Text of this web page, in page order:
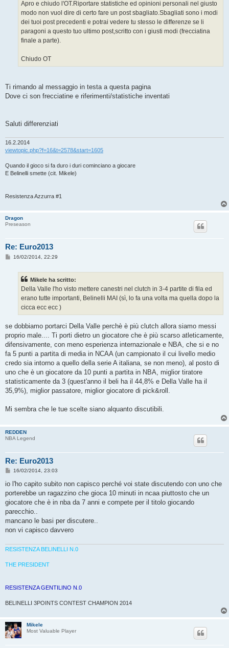
Apro e chiudo l'OT.Riportare statistiche ed opinioni personali nel giusto
modo non vuol dire di certo fare un post sbagliato.Sbagliati sono i modi
dei tuoi post precedenti e potrai vedere tu stesso le differenze se li
paragoni a questo tuo ultimo post,scritto con i giusti modi (frecciatina
finale a parte).
Chiudo OT
Ti rimando al messaggio in testa a questa pagina
Dove ci son frecciatine e riferimenti/statistiche inventati
Saluti differenziati
16.2.2014
viewtopic.php?f=16&t=2578&start=1605
Quando il gioco si fa duro i duri cominciano a giocare
E Belinelli smette (cit. Mikele)
Resistenza Azzurra #1
Dragon
Preseason
Re: Euro2013
M16/02/2014, 22:29
Mikele ha scritto:
Della Valle l'ho visto mettere canestri nel clutch in 3-4 partite di fila ed
erano tutte importanti, Belinelli MAI (sì, lo fa una volta ma quella dopo la
cicca ecc ecc )
se dobbiamo portarci Della Valle perchè è più clutch allora siamo messi
proprio male.... Ti porti dietro un giocatore che è più scarso atleticamente,
difensivamente, con meno esperienza internazionale e NBA, che si e no
fa 5 punti a partita di media in NCAA (un campionato il cui livello medio
credo sia intorno a quello della serie A italiana, se non meno), al posto di
uno che è un giocatore da 10 punti a partita in NBA, miglior tiratore
statisticamente da 3 (quest'anno il beli ha il 44,8% e Della Valle ha il
35,9%), miglior passatore, miglior giocatore di pick&roll.
Mi sembra che le tue scelte siano alquanto discutibili.
REDDEN
NBA Legend
Re: Euro2013
M
s
a
g
i
o
16/02/2014, 23:03
io l'ho capito subito non capisco perché voi state discutendo con uno che
porterebbe un ragazzino che gioca 10 minuti in ncaa piuttosto che un
giocatore che è in nba da 7 anni e compete per il titolo giocando
parecchio..
mancano le basi per discutere..
non vi capisco davvero
RESISTENZA BELINELLI N.0
THE PRESIDENT
RESISTENZA GENTILINO N.0
BELINELLI 3POINTS CONTEST CHAMPION 2014
Mikele
Most Valuable Player